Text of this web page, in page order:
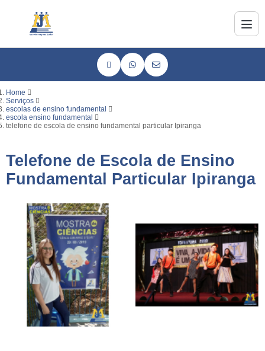
Home
Serviços
escolas de ensino fundamental
escola ensino fundamental
telefone de escola de ensino fundamental particular Ipiranga
Telefone de Escola de Ensino
Fundamental Particular Ipiranga